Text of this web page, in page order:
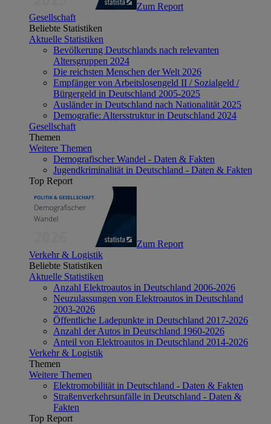
Zum Report
Gesellschaft
Beliebte Statistiken
Aktuelle Statistiken
Bevölkerung Deutschlands nach relevanten
Altersgruppen 2024
Die reichsten Menschen der Welt 2026
Empfänger von Arbeitslosengeld II / Sozialgeld /
Bürgergeld in Deutschland 2005-2025
Ausländer in Deutschland nach Nationalität 2025
Demografie: Altersstruktur in Deutschland 2024
Gesellschaft
Themen
Weitere Themen
Demografischer Wandel - Daten & Fakten
Jugendkriminalität in Deutschland - Daten & Fakten
Top Report
Zum Report
Verkehr & Logistik
Beliebte Statistiken
Aktuelle Statistiken
Anzahl Elektroautos in Deutschland 2006-2026
Neuzulassungen von Elektroautos in Deutschland
2003-2026
Öffentliche Ladepunkte in Deutschland 2017-2026
Anzahl der Autos in Deutschland 1960-2026
Anteil von Elektroautos in Deutschland 2014-2026
Verkehr & Logistik
Themen
Weitere Themen
Elektromobilität in Deutschland - Daten & Fakten
Straßenverkehrsunfälle in Deutschland - Daten &
Fakten
Top Report